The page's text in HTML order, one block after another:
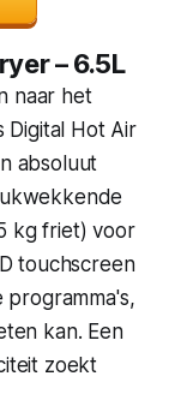
– 6.5L
naar het
Digital Hot Air
absoluut
kg friet) voor
touchscreen
kan. Een
zoekt